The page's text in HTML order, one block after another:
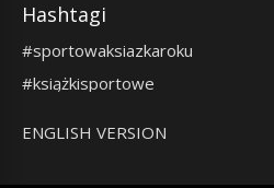
Hashtagi
#sportowaksiazkaroku
#książkisportowe
ENGLISH VERSION